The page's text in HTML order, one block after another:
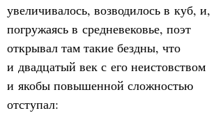
увеличивалось, возводилось в куб, и,
погружаясь в средневековье, поэт
открывал там такие бездны, что
и двадцатый век с его неистовством
и якобы повышенной сложностью
отступал: